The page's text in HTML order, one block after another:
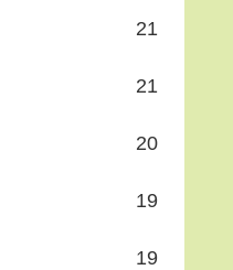
21
21
20
19
19